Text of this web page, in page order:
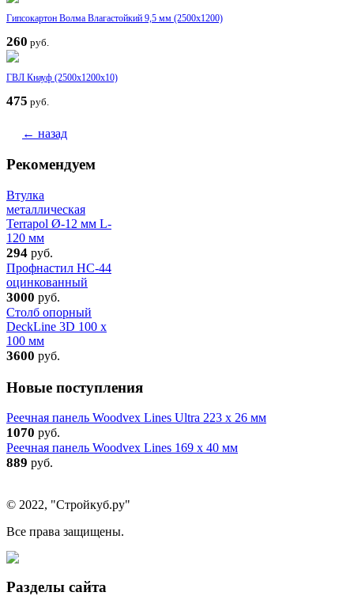
Гипсокартон Волма Влагастойкий 9,5 мм (2500х1200)
260 руб.
ГВЛ Кнауф (2500x1200x10)
475 руб.
← назад
Рекомендуем
Втулка
металлическая
Terrapol Ø-12 мм L-
120 мм
294 руб.
Профнастил HС-44
оцинкованный
3000 руб.
Столб опорный
DeckLine 3D 100 х
100 мм
3600 руб.
Новые поступления
Реечная панель Woodvex Lines Ultra 223 x 26 мм
1070 руб.
Реечная панель Woodvex Lines 169 x 40 мм
889 руб.
© 2022, "Стройкуб.ру"
Все права защищены.
Разделы сайта